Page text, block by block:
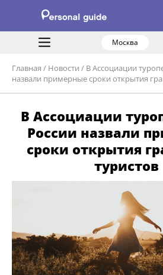
Москва
Главная / Новости / В Ассоциации
назвали примерные сроки открытия
В Ассоциации
России назвали
сроки открытия
туристов